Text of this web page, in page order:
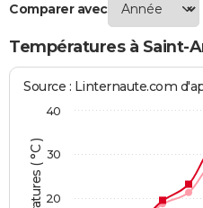
Comparer avec
Températures à Saint-
Source : Linternaute.com
20
30
40